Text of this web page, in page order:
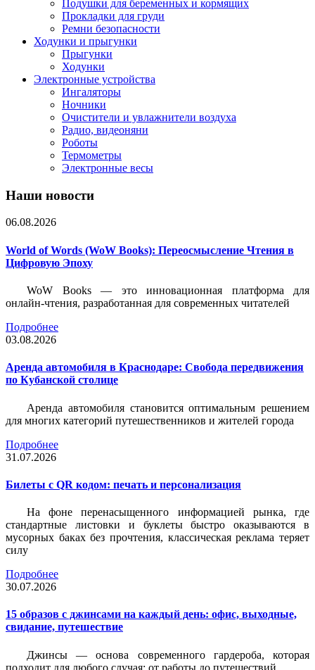
Подушки для беременных и кормящих
Прокладки для груди
Ремни безопасности
Ходунки и прыгунки
Прыгунки
Ходунки
Электронные устройства
Ингаляторы
Ночники
Очистители и увлажнители воздуха
Радио, видеоняни
Роботы
Термометры
Электронные весы
Наши новости
06.08.2026
World of Words (WoW Books): Переосмысление Чтения в
Цифровую Эпоху
WoW Books — это инновационная платформа для
онлайн-чтения, разработанная для современных читателей
Подробнее
03.08.2026
Аренда автомобиля в Краснодаре: Свобода передвижения
по Кубанской столице
Аренда автомобиля становится оптимальным решением
для многих категорий путешественников и жителей города
Подробнее
31.07.2026
Билеты c QR кодом: печать и персонализация
На фоне перенасыщенного информацией рынка, где
стандартные листовки и буклеты быстро оказываются в
мусорных баках без прочтения, классическая реклама теряет
силу
Подробнее
30.07.2026
15 образов с джинсами на каждый день: офис, выходные,
свидание, путешествие
Джинсы — основа современного гардероба, которая
подходит для любого случая: от работы до путешествий